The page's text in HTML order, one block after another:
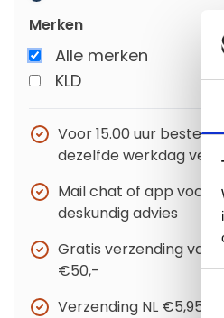
Merken
Alle merken
KLD
Voor 15.00 uur besteld
dezelfde werkdag
Mail chat of app voor
deskundig advies
Gratis verzending
€50,-
Verzending NL €5,95